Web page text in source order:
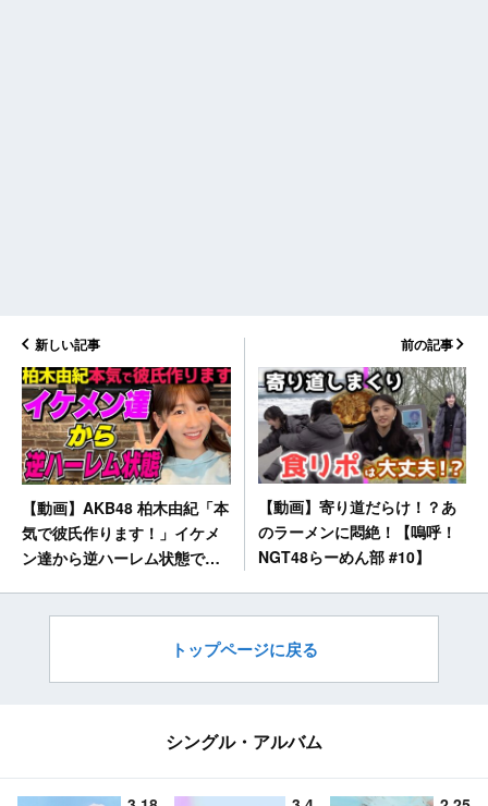
新しい記事
【動画】AKB48 柏木由紀「本
気で彼氏作ります！」イケメ
ン達から逆ハーレム状態で…
前の記事
【動画】寄り道だらけ！？あ
のラーメンに悶絶！【嗚呼！
NGT48らーめん部 #10】
トップページに戻る
シングル・アルバム